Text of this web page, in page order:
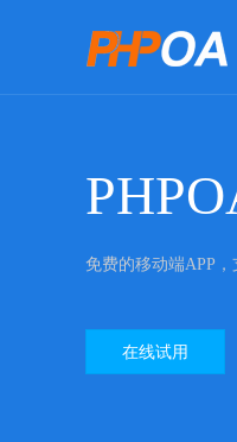
免费的移动端APP，
在线试用